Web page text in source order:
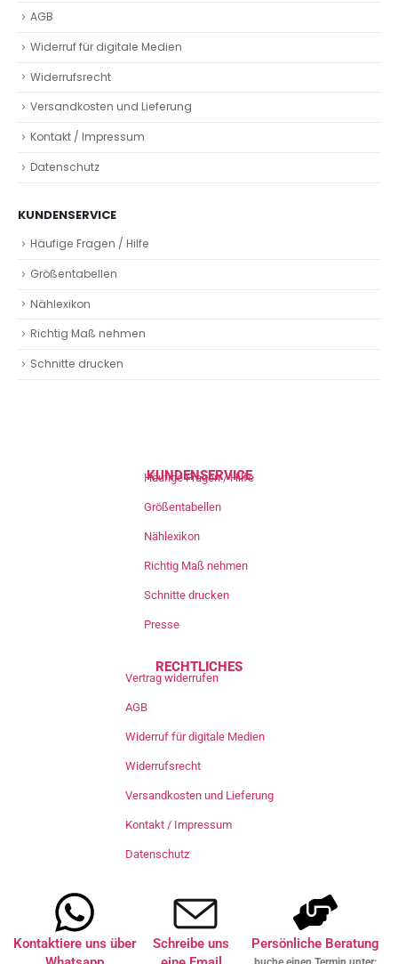
AGB
Widerruf für digitale Medien
Widerrufsrecht
Versandkosten und Lieferung
Kontakt / Impressum
Datenschutz
KUNDENSERVICE
Häufige Fragen / Hilfe
Größentabellen
Nählexikon
Richtig Maß nehmen
Schnitte drucken
KUNDENSERVICE
Häufige Fragen / Hilfe
Größentabellen
Nählexikon
Richtig Maß nehmen
Schnitte drucken
Presse
RECHTLICHES
Vertrag widerrufen
AGB
Widerruf für digitale Medien
Widerrufsrecht
Versandkosten und Lieferung
Kontakt / Impressum
Datenschutz
Kontaktiere uns über
Schreibe uns
Persönliche Beratung